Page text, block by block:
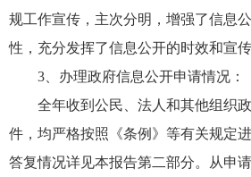
规工作宣传，主次分明，增强了信息
性，充分发挥了信息公开的时效和宣
3、办理政府信息公开申请情况：
全年收到公民、法人和其他组织
件，均严格按照《条例》等有关规定
答复情况详见本报告第二部分。从申